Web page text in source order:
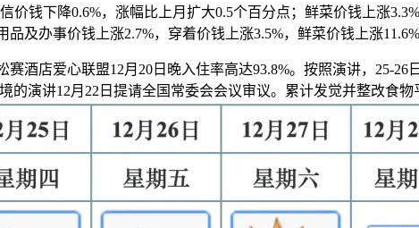
钱下降0.6%，涨幅比上月扩大0.5个百分点；鲜菜价钱上涨
及办事价钱上涨2.7%，穿着价钱上涨3.5%，鲜菜价钱上涨
店爱心联盟12月20日晚入住率高达93.8%。按照演讲，25-
的演讲12月22日提请全国常委会会议审议。累计发觉并整改食